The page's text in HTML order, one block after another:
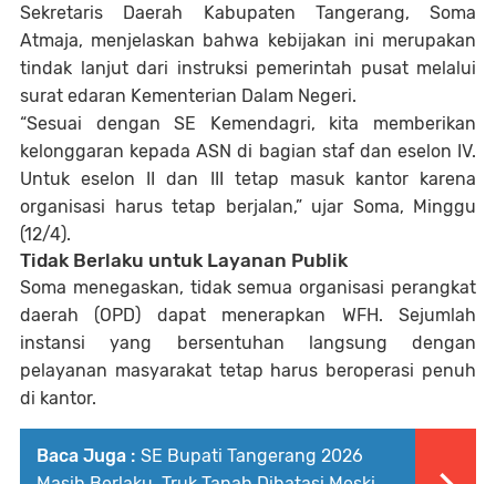
Sekretaris Daerah Kabupaten Tangerang, Soma
Atmaja, menjelaskan bahwa kebijakan ini merupakan
tindak lanjut dari instruksi pemerintah pusat melalui
surat edaran Kementerian Dalam Negeri.
“Sesuai dengan SE Kemendagri, kita memberikan
kelonggaran kepada ASN di bagian staf dan eselon IV.
Untuk eselon II dan III tetap masuk kantor karena
organisasi harus tetap berjalan,” ujar Soma, Minggu
(12/4).
Tidak Berlaku untuk Layanan Publik
Soma menegaskan, tidak semua organisasi perangkat
daerah (OPD) dapat menerapkan WFH. Sejumlah
instansi yang bersentuhan langsung dengan
pelayanan masyarakat tetap harus beroperasi penuh
di kantor.
Baca Juga : SE Bupati Tangerang 2026